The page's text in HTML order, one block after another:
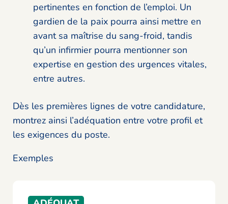
pertinentes en fonction de l’emploi. Un
gardien de la paix pourra ainsi mettre en
avant sa maîtrise du sang-froid, tandis
qu’un infirmier pourra mentionner son
expertise en gestion des urgences vitales,
entre autres.
Dès les premières lignes de votre candidature,
montrez ainsi l’adéquation entre votre profil et
les exigences du poste.
Exemples